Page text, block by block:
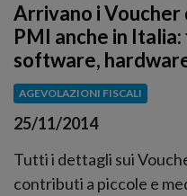
Arrivano i
PMI anche in
software,
AGEVOLAZIONI FISCALI
25/11/2014
Tutti i dettagli sui
contributi a piccole e